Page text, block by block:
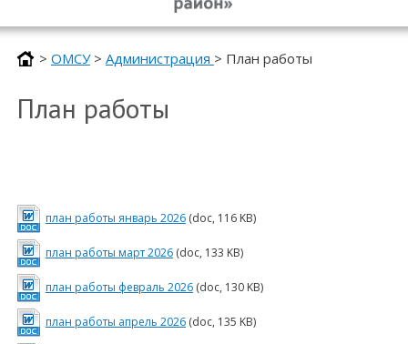
> ОМСУ > Администрация > План работы
План работы
план работы январь 2026 (doc, 116 KB)
план работы март 2026 (doc, 133 KB)
план работы февраль 2026 (doc, 130 KB)
план работы апрель 2026 (doc, 135 KB)